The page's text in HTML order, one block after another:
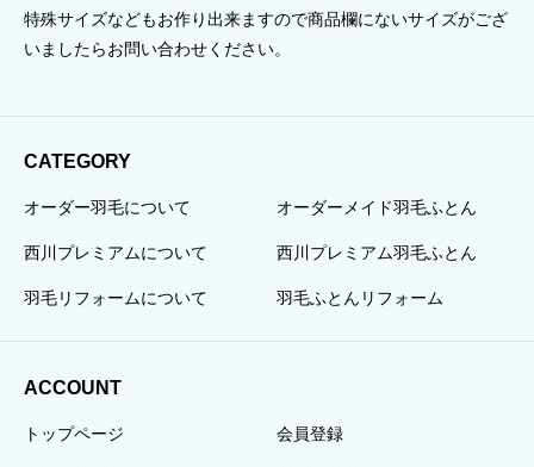
特殊サイズなどもお作り出来ますので商品欄にないサイズがござ
いましたらお問い合わせください。
CATEGORY
オーダー羽毛について オーダーメイド羽毛ふとん
西川プレミアムについて 西川プレミアム羽毛ふとん
羽毛リフォームについて 羽毛ふとんリフォーム
ACCOUNT
トップページ 会員登録